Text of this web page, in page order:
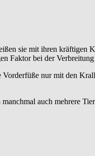
sie mit ihren kräftigen
Faktor bei der
nur mit den
auch mehrere